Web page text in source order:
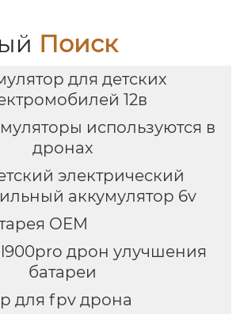
Поиск
для детских
12в
используются в
дронах
электрический
аккумулятор 6v
OEM
дрон улучшения
батареи
для fpv дрона